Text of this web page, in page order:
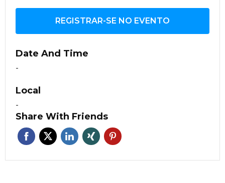
REGISTRAR-SE NO EVENTO
Date And Time
-
Local
-
Share With Friends